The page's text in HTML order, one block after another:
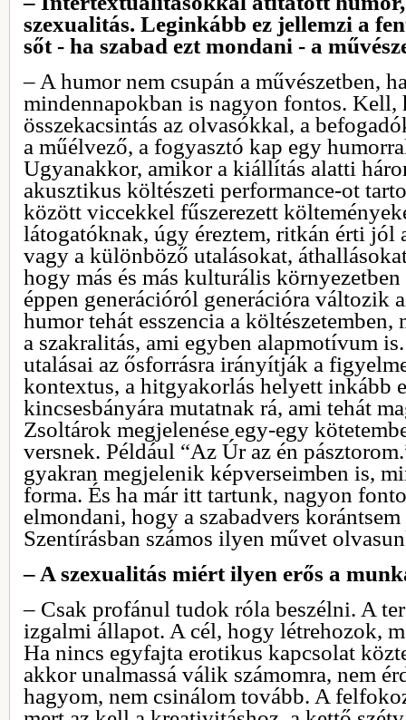
szexualitás. Leginkább ez jellemzi a
sőt - ha szabad ezt mondani - a
– A humor nem csupán a művészetben,
mindennapokban is nagyon fontos. Kell,
összekacsintás az olvasókkal, a
a műélvező, a fogyasztó kap egy
Ugyanakkor, amikor a kiállítás alatti
akusztikus költészeti performance-ot
között viccekkel fűszerezett
látogatóknak, úgy éreztem, ritkán érti jól
vagy a különböző utalásokat,
hogy más és más kulturális
éppen generációról generációra változik
humor tehát esszencia a
a szakralitás, ami egyben alapmotívum
utalásai az ősforrásra irányítják a
kontextus, a hitgyakorlás helyett inkább
kincsesbányára mutatnak rá, ami tehát
Zsoltárok megjelenése egy-egy
versnek. Például “Az Úr az én
gyakran megjelenik képverseimben is,
forma. És ha már itt tartunk, nagyon
elmondani, hogy a szabadvers
Szentírásban számos ilyen művet
– A szexualitás miért ilyen erős a
– Csak profánul tudok róla beszélni. A
izgalmi állapot. A cél, hogy létrehozok,
Ha nincs egyfajta erotikus kapcsolat
akkor unalmassá válik számomra, nem
hagyom, nem csinálom tovább. A